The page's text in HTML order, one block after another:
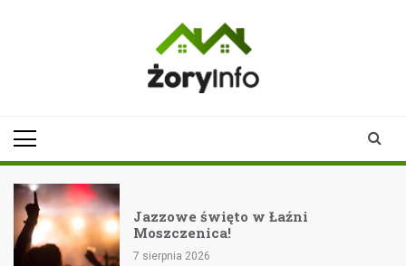
Jazzowe święto w Łaźni
Moszczenica!
7 sierpnia 2026